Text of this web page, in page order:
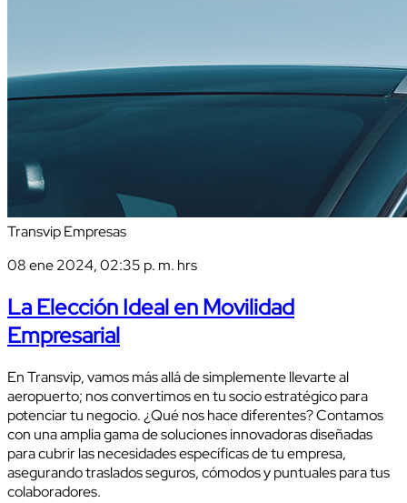
Transvip Empresas
08 ene 2024, 02:35 p. m. hrs
La Elección Ideal en Movilidad
Empresarial
En Transvip, vamos más allá de simplemente llevarte al
aeropuerto; nos convertimos en tu socio estratégico para
potenciar tu negocio. ¿Qué nos hace diferentes? Contamos
con una amplia gama de soluciones innovadoras diseñadas
para cubrir las necesidades específicas de tu empresa,
asegurando traslados seguros, cómodos y puntuales para tus
colaboradores.